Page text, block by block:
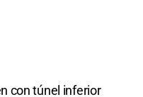
con túnel inferior